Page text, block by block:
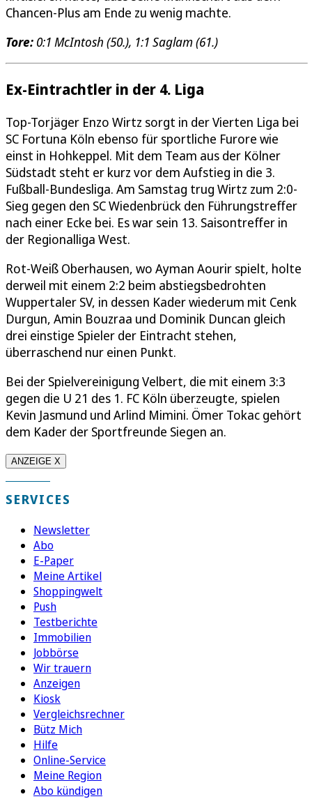
Chancen-Plus am Ende zu wenig machte.
Tore: 0:1 McIntosh (50.), 1:1 Saglam (61.)
Ex-Eintrachtler in der 4. Liga
Top-Torjäger Enzo Wirtz sorgt in der Vierten Liga bei
SC Fortuna Köln ebenso für sportliche Furore wie
einst in Hohkeppel. Mit dem Team aus der Kölner
Südstadt steht er kurz vor dem Aufstieg in die 3.
Fußball-Bundesliga. Am Samstag trug Wirtz zum 2:0-
Sieg gegen den SC Wiedenbrück den Führungstreffer
nach einer Ecke bei. Es war sein 13. Saisontreffer in
der Regionalliga West.
Rot-Weiß Oberhausen, wo Ayman Aourir spielt, holte
derweil mit einem 2:2 beim abstiegsbedrohten
Wuppertaler SV, in dessen Kader wiederum mit Cenk
Durgun, Amin Bouzraa und Dominik Duncan gleich
drei einstige Spieler der Eintracht stehen,
überraschend nur einen Punkt.
Bei der Spielvereinigung Velbert, die mit einem 3:3
gegen die U 21 des 1. FC Köln überzeugte, spielen
Kevin Jasmund und Arlind Mimini. Ömer Tokac gehört
dem Kader der Sportfreunde Siegen an.
ANZEIGE X
SERVICES
Newsletter
Abo
E-Paper
Meine Artikel
Shoppingwelt
Push
Testberichte
Immobilien
Jobbörse
Wir trauern
Anzeigen
Kiosk
Vergleichsrechner
Bütz Mich
Hilfe
Online-Service
Meine Region
Abo kündigen